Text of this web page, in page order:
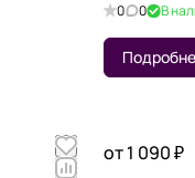
0 0 В
от 1 090 ₽